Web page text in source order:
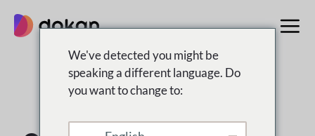
contenu
We've detected you might be
speaking a different language. Do
you want to change to: